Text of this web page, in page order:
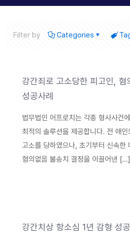
Filter by Categories
강간죄로 고소당한 피고인, 혐
성공사례
법무법인 어프로치는 각종 형사사건
최적의 솔루션을 제공합니다. 전 애
고소를 당하였으나, 초기부터 신속한
혐의없음 불송치 결정을 이끌어낸 […]
강간치상 항소심 1년 감형 성